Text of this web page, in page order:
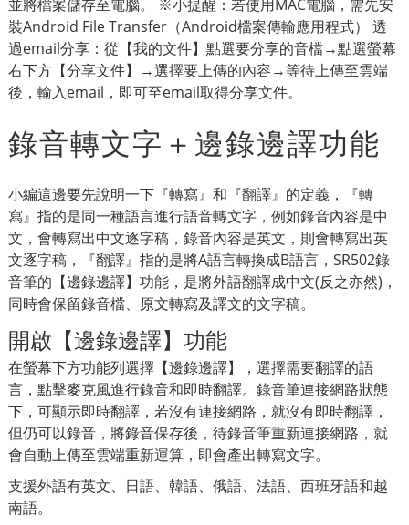
並將檔案儲存至電腦。 ※小提醒：若使用MAC電腦，需先安
裝Android File Transfer（Android檔案傳輸應用程式） 透
過email分享：從【我的文件】點選要分享的音檔→點選螢幕
右下方【分享文件】→選擇要上傳的內容→等待上傳至雲端
後，輸入email，即可至email取得分享文件。
錄音轉文字＋邊錄邊譯功能
小編這邊要先說明一下『轉寫』和『翻譯』的定義，『轉
寫』指的是同一種語言進行語音轉文字，例如錄音內容是中
文，會轉寫出中文逐字稿，錄音內容是英文，則會轉寫出英
文逐字稿，『翻譯』指的是將A語言轉換成B語言，SR502錄
音筆的【邊錄邊譯】功能，是將外語翻譯成中文(反之亦然)，
同時會保留錄音檔、原文轉寫及譯文的文字稿。
開啟【邊錄邊譯】功能
在螢幕下方功能列選擇【邊錄邊譯】，選擇需要翻譯的語
言，點擊麥克風進行錄音和即時翻譯。錄音筆連接網路狀態
下，可顯示即時翻譯，若沒有連接網路，就沒有即時翻譯，
但仍可以錄音，將錄音保存後，待錄音筆重新連接網路，就
會自動上傳至雲端重新運算，即會產出轉寫文字。
支援外語有英文、日語、韓語、俄語、法語、西班牙語和越
南語。